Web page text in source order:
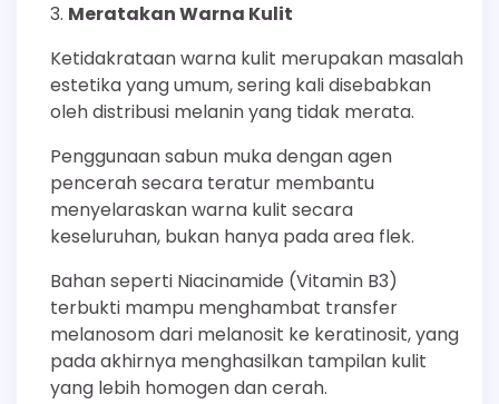
Meratakan Warna Kulit
Ketidakrataan warna kulit merupakan masalah
estetika yang umum, sering kali disebabkan
oleh distribusi melanin yang tidak merata.
Penggunaan sabun muka dengan agen
pencerah secara teratur membantu
menyelaraskan warna kulit secara
keseluruhan, bukan hanya pada area flek.
Bahan seperti Niacinamide (Vitamin B3)
terbukti mampu menghambat transfer
melanosom dari melanosit ke keratinosit, yang
pada akhirnya menghasilkan tampilan kulit
yang lebih homogen dan cerah.